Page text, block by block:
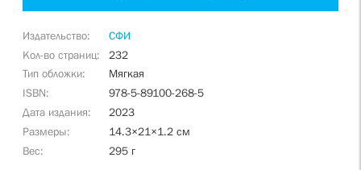
Издательство
СФИ
Кол-во страниц
232
Тип обложки
Мягкая
ISBN
978-5-89100-268-5
Дата издания
2023
Размеры
14.3×21×1.2 см
Вес
295 г